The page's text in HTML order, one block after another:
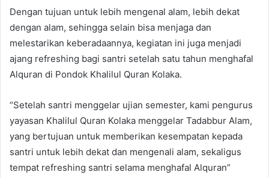
Dengan tujuan untuk lebih mengenal alam, lebih dekat
dengan alam, sehingga selain bisa menjaga dan
melestarikan keberadaannya, kegiatan ini juga menjadi
ajang refreshing bagi santri setelah satu tahun menghafal
Alquran di Pondok Khalilul Quran Kolaka.
“Setelah santri menggelar ujian semester, kami pengurus
yayasan Khalilul Quran Kolaka menggelar Tadabbur Alam,
yang bertujuan untuk memberikan kesempatan kepada
santri untuk lebih dekat dan mengenali alam, sekaligus
tempat refreshing santri selama menghafal Alquran”